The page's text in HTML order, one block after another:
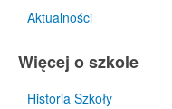
Aktualności
Więcej o szkole
Historia Szkoły